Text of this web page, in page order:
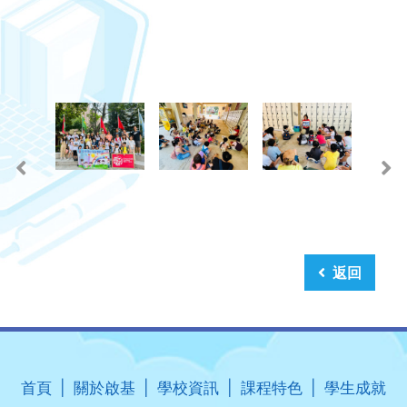
返回
首頁 關於啟基 學校資訊 課程特色 學生成就